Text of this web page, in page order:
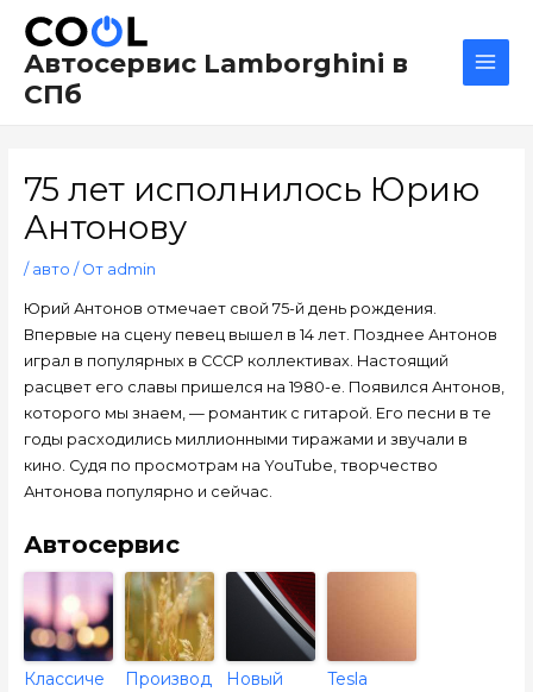
содержимому
Автосервис Lamborghini в
СПб
75 лет исполнилось Юрию
Антонову
/ авто / От admin
Юрий Антонов отмечает свой 75-й день рождения.
Впервые на сцену певец вышел в 14 лет. Позднее Антонов
играл в популярных в СССР коллективах. Настоящий
расцвет его славы пришелся на 1980-е. Появился Антонов,
которого мы знаем, — романтик с гитарой. Его песни в те
годы расходились миллионными тиражами и звучали в
кино. Судя по просмотрам на YouTube, творчество
Антонова популярно и сейчас.
Автосервис
Классиче
Производ
Новый
Tesla
по
записям